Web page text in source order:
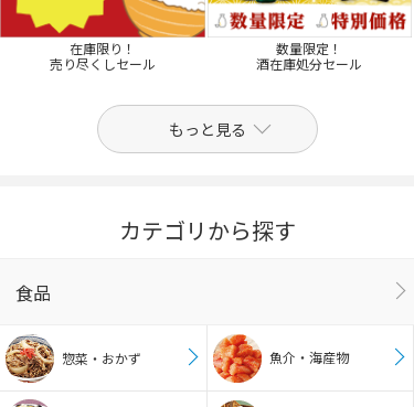
在庫限り！
売り尽くしセール
数量限定！
酒在庫処分セール
もっと見る
カテゴリから探す
食品
惣菜・おかず 魚介・海産物